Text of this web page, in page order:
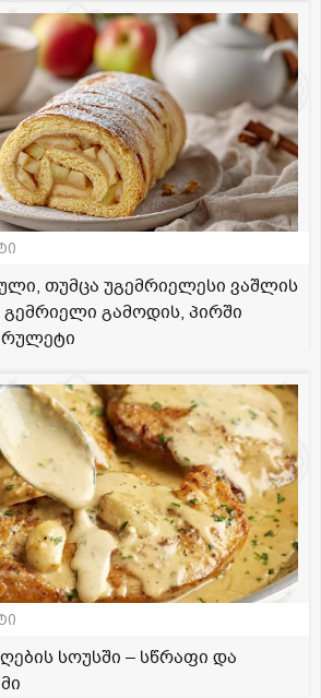
თუმცა უგემრიელესი ვაშლის
გამოდის, პირში
რულეტი
სოუსში – სწრაფი და